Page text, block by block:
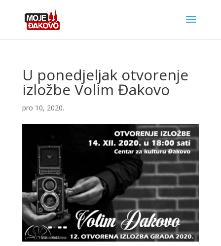
U ponedjeljak otvorenje
izložbe Volim Đakovo
pro 10, 2020.